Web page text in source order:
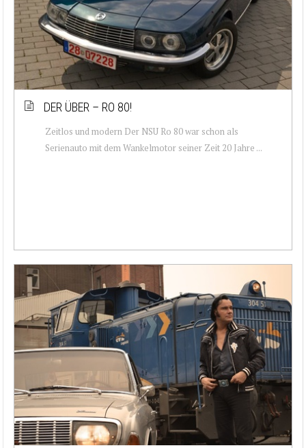
DER ÜBER – RO 80!
Zeitlos und modern Der NSU Ro 80 war schon als
Serienauto mit dem Wankelmotor seiner Zeit 20 Jahre ...